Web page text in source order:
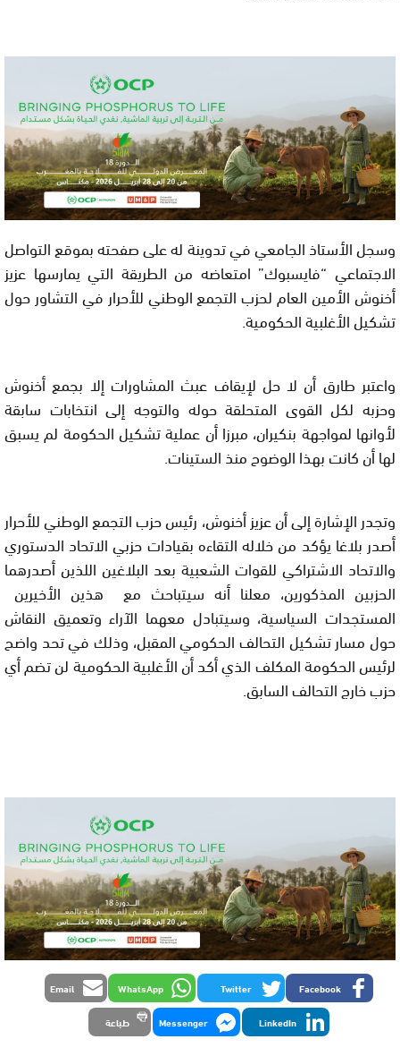
وسجل الأستاذ الجامعي في تدوينة له على صفحته بموقع التواصل
الاجتماعي “فايسبوك” امتعاضه من الطريقة التي يمارسها عزيز
أخنوش الأمين العام لحزب التجمع الوطني للأحرار في التشاور حول
تشكيل الأغلبية الحكومية.
واعتبر طارق أن لا حل لإيقاف عبث المشاورات إلا بجمع أخنوش
وحزبه لكل القوى المتحلقة حوله والتوجه إلى انتخابات سابقة
لأوانها لمواجهة بنكيران، مبرزا أن عملية تشكيل الحكومة لم يسبق
لها أن كانت بهذا الوضوح منذ الستينات.
وتجدر الإشارة إلى أن عزيز أخنوش، رئيس حزب التجمع الوطني للأحرار
أصدر بلاغا يؤكد من خلاله التقاءه بقيادات حزبي الاتحاد الدستوري
والاتحاد الاشتراكي للقوات الشعبية بعد البلاغين اللذين أصدرهما
الحزبين المذكورين، معلنا أنه سيتباحث مع هذين الأخيرين
المستجدات السياسية، وسيتبادل معهما الآراء وتعميق النقاش
حول مسار تشكيل التحالف الحكومي المقبل، وذلك في تحد واضح
لرئيس الحكومة المكلف الذي أكد أن الأغلبية الحكومية لن تضم أي
حزب خارج التحالف السابق.
Facebook
Twitter
WhatsApp
Email
LinkedIn
Messenger طباعة